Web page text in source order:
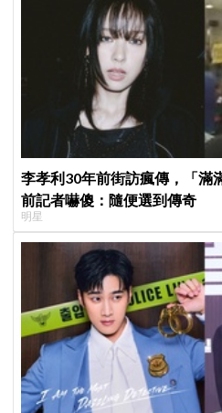
李孝利30年前街訪瘋傳，「滿
前記者嚇傻：隨便選到傳奇
明星